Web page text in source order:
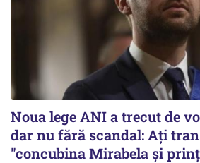
Noua lege ANI a trecut de
dar nu fără scandal: Ați
"concubina Mirabela şi